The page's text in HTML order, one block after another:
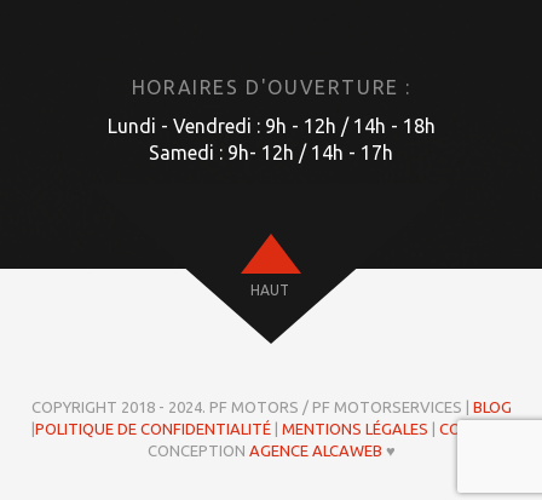
HORAIRES D'OUVERTURE :
Lundi - Vendredi : 9h - 12h / 14h - 18h
Samedi : 9h- 12h / 14h - 17h
HAUT
COPYRIGHT 2018 - 2024. PF MOTORS / PF MOTORSERVICES | BLOG
POLITIQUE DE CONFIDENTIALITÉ| MENTIONS LÉGALES COOKIES
CONCEPTION AGENCE ALCAWEB ♥